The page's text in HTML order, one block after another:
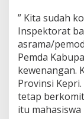
” Kita sudah
Inspektorat
asrama/
Pemda
kewenangan.
Provinsi
tetap
itu